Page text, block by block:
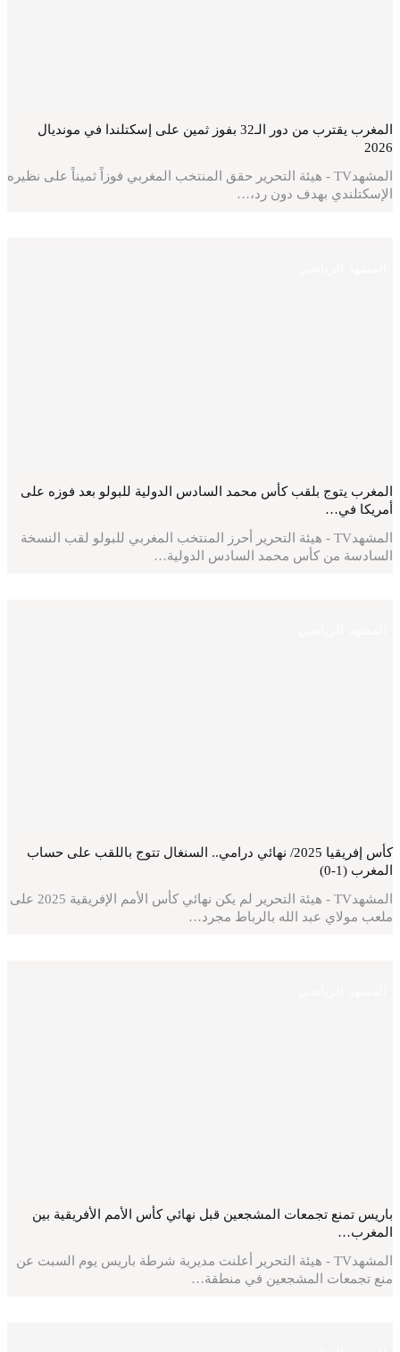
المغرب يقترب من دور الـ32 بفوز ثمين على إسكتلندا في مونديال
2026
المشهدTV - هيئة التحرير حقق المنتخب المغربي فوزاً ثميناً على نظيره
الإسكتلندي بهدف دون رد،…
المغرب يتوج بلقب كأس محمد السادس الدولية للبولو بعد فوزه على
أمريكا في…
المشهدTV - هيئة التحرير أحرز المنتخب المغربي للبولو لقب النسخة
السادسة من كأس محمد السادس الدولية…
كأس إفريقيا 2025/ نهائي درامي.. السنغال تتوج باللقب على حساب
المغرب (1-0)
المشهدTV - هيئة التحرير لم يكن نهائي كأس الأمم الإفريقية 2025 على
ملعب مولاي عبد الله بالرباط مجرد…
باريس تمنع تجمعات المشجعين قبل نهائي كأس الأمم الأفريقية بين
المغرب…
المشهدTV - هيئة التحرير أعلنت مديرية شرطة باريس يوم السبت عن
منع تجمعات المشجعين في منطقة…